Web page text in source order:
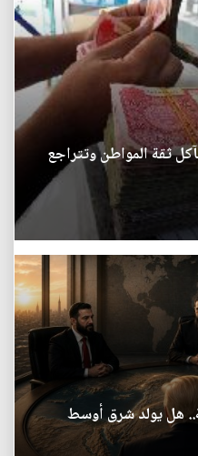
ثقة المواطن وتتراجع
هل يولد شرق أوسط